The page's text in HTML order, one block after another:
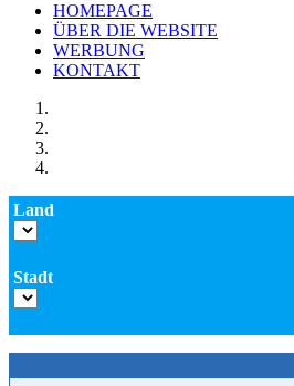
HOMEPAGE
ÜBER DIE WEBSITE
WERBUNG
KONTAKT
Land
Stadt